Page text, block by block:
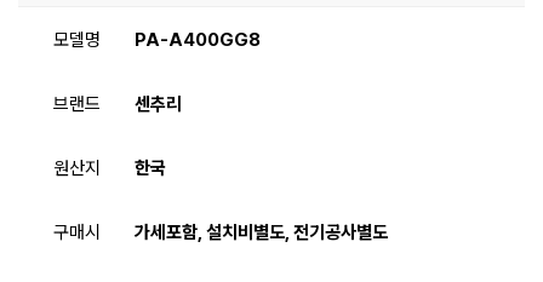
모델명 PA-A400GG8
브랜드 센추리
원산지 한국
구매시 가세포함, 설치비별도, 전기공사별도